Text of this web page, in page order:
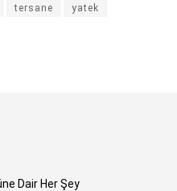
tersane yatek
Dair Her Şey